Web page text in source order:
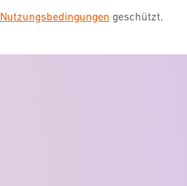
Nutzungsbedingungen geschützt.